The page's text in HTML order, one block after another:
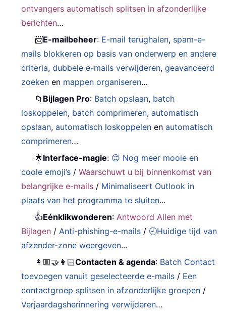
ontvangers automatisch splitsen in afzonderlijke
berichten…
📨E-mailbeheer: E-mail terughalen, spam-e-
mails blokkeren op basis van onderwerp en andere
criteria,dubbele e-mails verwijderen,geavanceerd
zoeken en mappen organiseren…
📁 Bijlagen Pro: Batch opslaan, batch
loskoppelen, batch comprimeren,automatisch
opslaan,automatisch loskoppelen enautomatisch
comprimeren…
🌟Interface-magie: 😊 Nog meer mooie en
coole emoji’s /Waarschuwt u bij binnenkomst van
belangrijke e-mails / Minimaliseert Outlook in
plaats van het programma te sluiten...
👍Eénklikwonderen: Antwoord Allen met
Bijlagen / Anti-phishing-e-mails / 🕘Huidige tijd van
afzender-zone weergeven...
👩🏼‍🤝‍👩🏻Contacten & agenda: Batch Contact
toevoegen vanuit geselecteerde e-mails / Een
contactgroep splitsen in afzonderlijke groepen /
Verjaardagsherinnering verwijderen…